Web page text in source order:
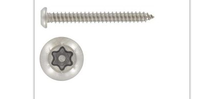
Крюки, кольца с метрической резьбой
Крюки, кольца с шурупной резьбой
Оснастка и аксессуары для яхт